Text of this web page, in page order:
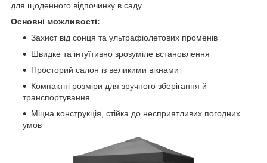
для щоденного відпочинку в саду.
Основні можливості:
Захист від сонця та ультрафіолетових променів
Швидке та інтуїтивно зрозуміле встановлення
Просторий салон із великими вікнами
Компактні розміри для зручного зберігання й
транспортування
Міцна конструкція, стійка до несприятливих погодних
умов